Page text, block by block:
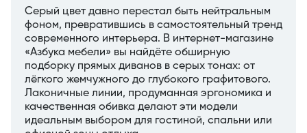
Серый цвет давно перестал быть нейтральным
фоном, превратившись в самостоятельный тренд
современного интерьера. В интернет-магазине
«Азбука мебели» вы найдёте обширную
подборку прямых диванов в серых тонах: от
лёгкого жемчужного до глубокого графитового.
Лаконичные линии, продуманная эргономика и
качественная обивка делают эти модели
идеальным выбором для гостиной, спальни или